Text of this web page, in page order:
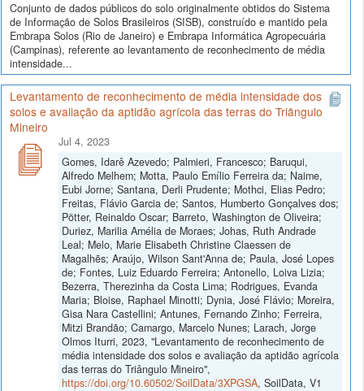
Conjunto de dados públicos do solo originalmente obtidos do Sistema
de Informação de Solos Brasileiros (SISB), construído e mantido pela
Embrapa Solos (Rio de Janeiro) e Embrapa Informática Agropecuária
(Campinas), referente ao levantamento de reconhecimento de média
intensidade...
Levantamento de reconhecimento de média intensidade dos
solos e avaliação da aptidão agrícola das terras do Triângulo
Mineiro
Jul 4, 2023
Gomes, Idarê Azevedo; Palmieri, Francesco; Baruqui,
Alfredo Melhem; Motta, Paulo Emílio Ferreira da; Naime,
Eubi Jorne; Santana, Derli Prudente; Mothci, Elias Pedro;
Freitas, Flávio Garcia de; Santos, Humberto Gonçalves dos;
Pötter, Reinaldo Oscar; Barreto, Washington de Oliveira;
Duriez, Marilia Amélia de Moraes; Johas, Ruth Andrade
Leal; Melo, Marie Elisabeth Christine Claessen de
Magalhẽs; Araújo, Wilson Sant'Anna de; Paula, José Lopes
de; Fontes, Luiz Eduardo Ferreira; Antonello, Loiva Lizia;
Bezerra, Therezinha da Costa Lima; Rodrigues, Evanda
Maria; Bloise, Raphael Minotti; Dynia, José Flávio; Moreira,
Gisa Nara Castellini; Antunes, Fernando Zinho; Ferreira,
Mitzi Brandão; Camargo, Marcelo Nunes; Larach, Jorge
Olmos Iturri, 2023, "Levantamento de reconhecimento de
média intensidade dos solos e avaliação da aptidão agrícola
das terras do Triângulo Mineiro",
https://doi.org/10.60502/SoilData/3XPGSA, SoilData, V1